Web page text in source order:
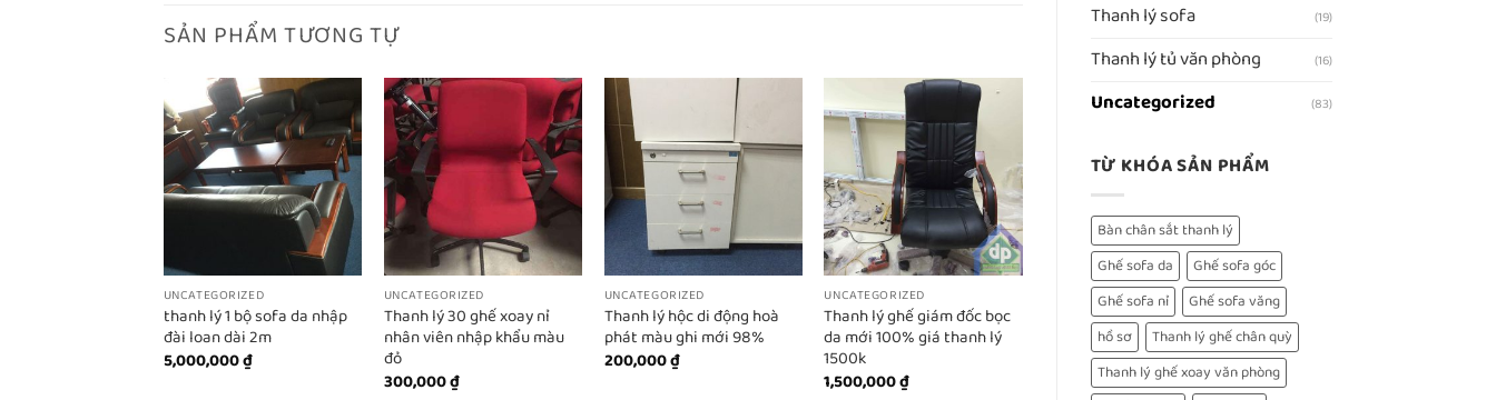
Thanh lý sofa (19)
Thanh lý tủ văn phòng (16)
Uncategorized (83)
TỪ KHÓA SẢN PHẨM
Bàn chân sắt thanh lý
Ghế sofa da
Ghế sofa góc
Ghế sofa nỉ
Ghế sofa văng
hồ sơ
Thanh lý ghế chân quỳ
Thanh lý ghế xoay văn phòng
SẢN PHẨM TƯƠNG TỰ
UNCATEGORIZED
thanh lý 1 bộ sofa da nhập
đài loan dài 2m
5,000,000₫
UNCATEGORIZED
Thanh lý 30 ghế xoay nỉ
nhân viên nhập khẩu màu
đỏ
300,000₫
UNCATEGORIZED
Thanh lý hộc di động hoà
phát màu ghi mới 98%
200,000₫
UNCATEGORIZED
Thanh lý ghế giám đốc bọc
da mới 100% giá thanh lý
1500k
1,500,000₫